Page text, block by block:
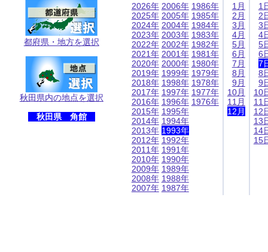
都府県・地方を選択
秋田県内の地点を選択
秋田県 角館
2026年
2025年
2024年
2023年
2022年
2021年
2020年
2019年
2018年
2017年
2016年
2015年
2014年
2013年
2012年
2011年
2010年
2009年
2008年
2007年
2006年
2005年
2004年
2003年
2002年
2001年
2000年
1999年
1998年
1997年
1996年
1995年
1994年
1993年
1992年
1991年
1990年
1989年
1988年
1987年
1986年
1985年
1984年
1983年
1982年
1981年
1980年
1979年
1978年
1977年
1976年
1月
2月
3月
4月
5月
6月
7月
8月
9月
10月
11月
12月
1
2
3
4
5
6
7
8
9
10
11
12
13
14
15